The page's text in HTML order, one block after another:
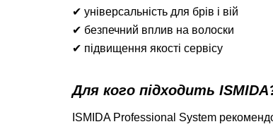
✔ універсальність для брів і вій
✔ безпечний вплив на волоски
✔ підвищення якості сервісу
Для кого підходить
ISMIDA Professional System